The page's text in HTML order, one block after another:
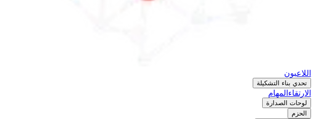
اللاعبون
تحدي بناء التشكيلة
الارتقاء المهام
لوحات الصدارة
الحزم